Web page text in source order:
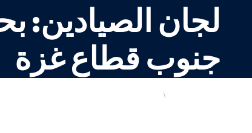
لجان الصيادين:
جنوب قطاع غزة
انتهاكات الاحتلالفلسطيني